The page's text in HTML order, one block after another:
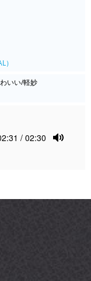
）
いい/軽妙
/ 02:30